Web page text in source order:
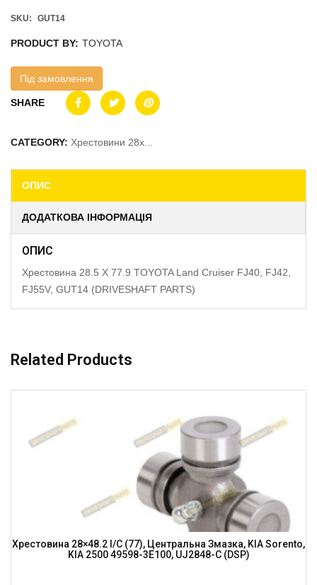
SKU: GUT14
PRODUCT BY: TOYOTA
Під замовлення
SHARE
CATEGORY: Хрестовини 28x...
ОПИС
ДОДАТКОВА ІНФОРМАЦІЯ
ОПИС
Хрестовина 28.5 X 77.9 TOYOTA Land Cruiser FJ40, FJ42,
FJ55V, GUT14 (DRIVESHAFT PARTS)
Related Products
Хрестовина 28×48.2 I/C (77), Центральна Змазка, KIA Sorento,
KIA 2500 49598-3E100, UJ2848-C (DSP)